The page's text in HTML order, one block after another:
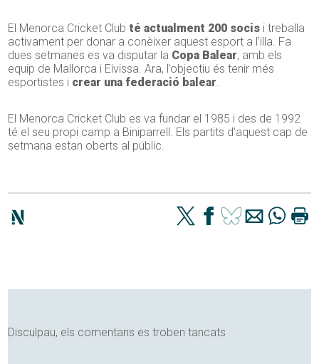
El Menorca Cricket Club té actualment 200 socis i treballa
activament per donar a conèixer aquest esport a l’illa. Fa
dues setmanes es va disputar la Copa Balear, amb els
equip de Mallorca i Eivissa. Ara, l’objectiu és tenir més
esportistes i crear una federació balear.
El Menorca Cricket Club es va fundar el 1985 i des de 1992
té el seu propi camp a Biniparrell. Els partits d’aquest cap de
setmana estan oberts al públic.
Disculpau, els comentaris es troben tancats